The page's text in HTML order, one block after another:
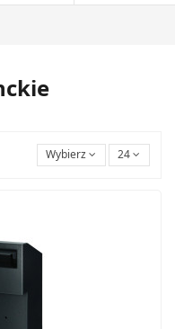
Wybierz 24